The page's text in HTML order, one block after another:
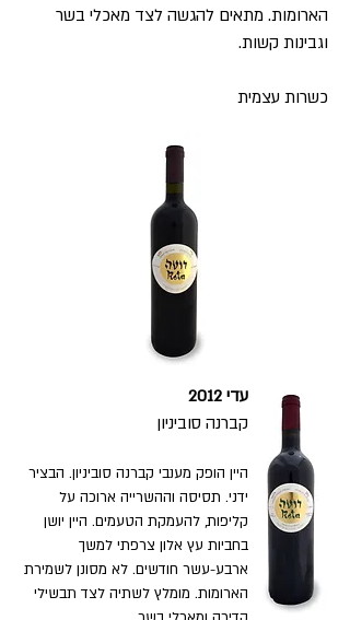
הארומות. מתאים להגשה לצד מאכלי בשר
וגבינות קשות.
כשרות עצמית
עדי 2012
קברנה סוביניון
היין הופק מענבי קברנה סוביניון. הבציר
ידני. תסיסה וההשרייה ארוכה על
קליפות, להעמקת הטעמים. היין יושן
בחביות עץ אלון צרפתי למשך
ארבע-עשר חודשים. לא מסונן לשמירת
הארומות. מומלץ לשתיה לצד תבשילי